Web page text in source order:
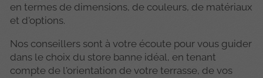
en termes de dimensions, de couleurs, de matériaux
et d'options.
Nos conseillers sont à votre écoute pour vous guider
dans le choix du store banne idéal, en tenant
compte de l'orientation de votre terrasse, de vos